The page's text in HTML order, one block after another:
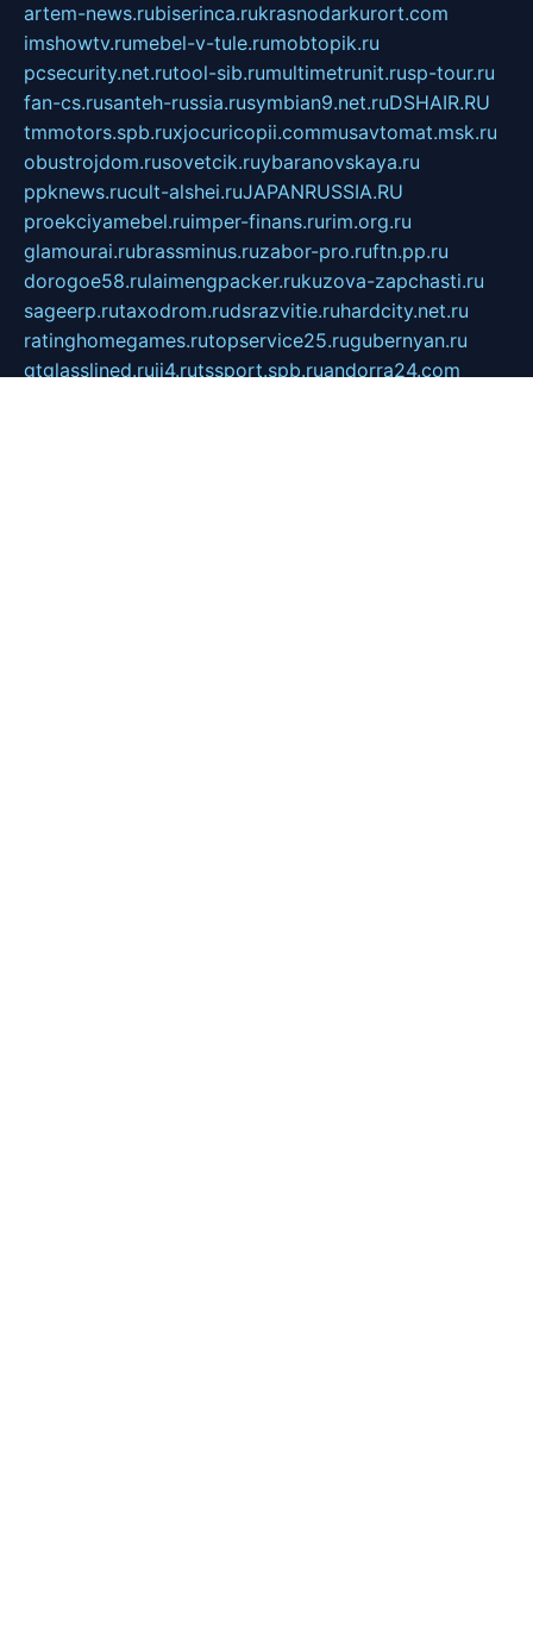
artem-news.rubiserinca.rukrasnodarkurort.com
imshowtv.rumebel-v-tule.rumobtopik.ru
pcsecurity.net.rutool-sib.rumultimetrunit.rusp-tour.ru
fan-cs.rusanteh-russia.rusymbian9.net.ruDSHAIR.RU
tmmotors.spb.ruxjocuricopii.commusavtomat.msk.ru
obustrojdom.rusovetcik.ruybaranovskaya.ru
ppknews.rucult-alshei.ruJAPANRUSSIA.RU
proekciyamebel.ruimper-finans.rurim.org.ru
glamourai.rubrassminus.ruzabor-pro.ruftn.pp.ru
dorogoe58.rulaimengpacker.rukuzova-zapchasti.ru
sageerp.rutaxodrom.rudsrazvitie.ruhardcity.net.ru
ratinghomegames.rutopservice25.rugubernyan.ru
gtglasslined.ruii4.rutssport.spb.ruandorra24.com